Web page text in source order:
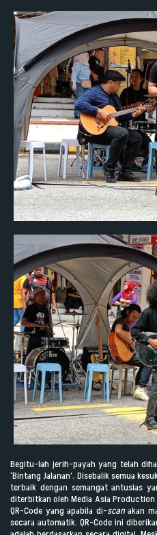
Begitu-lah jerih-payah yang telah
‘Bintang Jalanan’. Disebalik semua
terbaik dengan semangat antusias
diterbitkan oleh Media Asia
QR-Code yang apabila di-scanakan
secara automatik. QR-Code ini